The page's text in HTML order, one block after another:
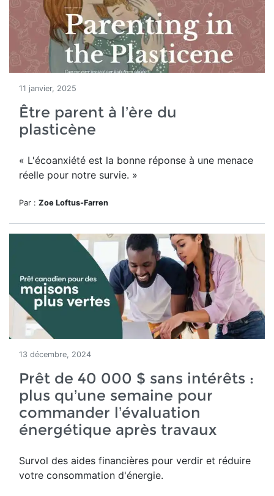
11 janvier, 2025
Être parent à l’ère du
plasticène
« L'écoanxiété est la bonne réponse à une menace
réelle pour notre survie. »
Par : Zoe Loftus-Farren
13 décembre, 2024
Prêt de 40 000 $ sans intérêts :
plus qu’une semaine pour
commander l’évaluation
énergétique après travaux
Survol des aides financières pour verdir et réduire
votre consommation d'énergie.